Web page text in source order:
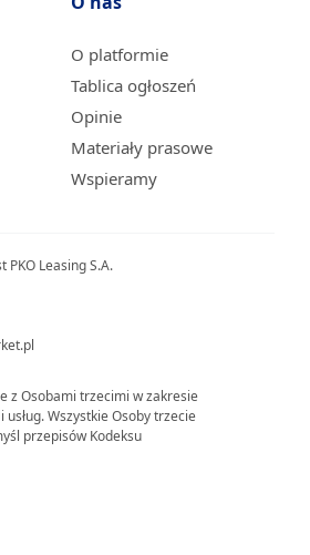
PKO Leasing S.A.
z Osobami trzecimi w zakresie
Wszystkie Osoby trzecie
przepisów Kodeksu
O platformie
Tablica ogłoszeń
Opinie
Materiały prasowe
Wspieramy